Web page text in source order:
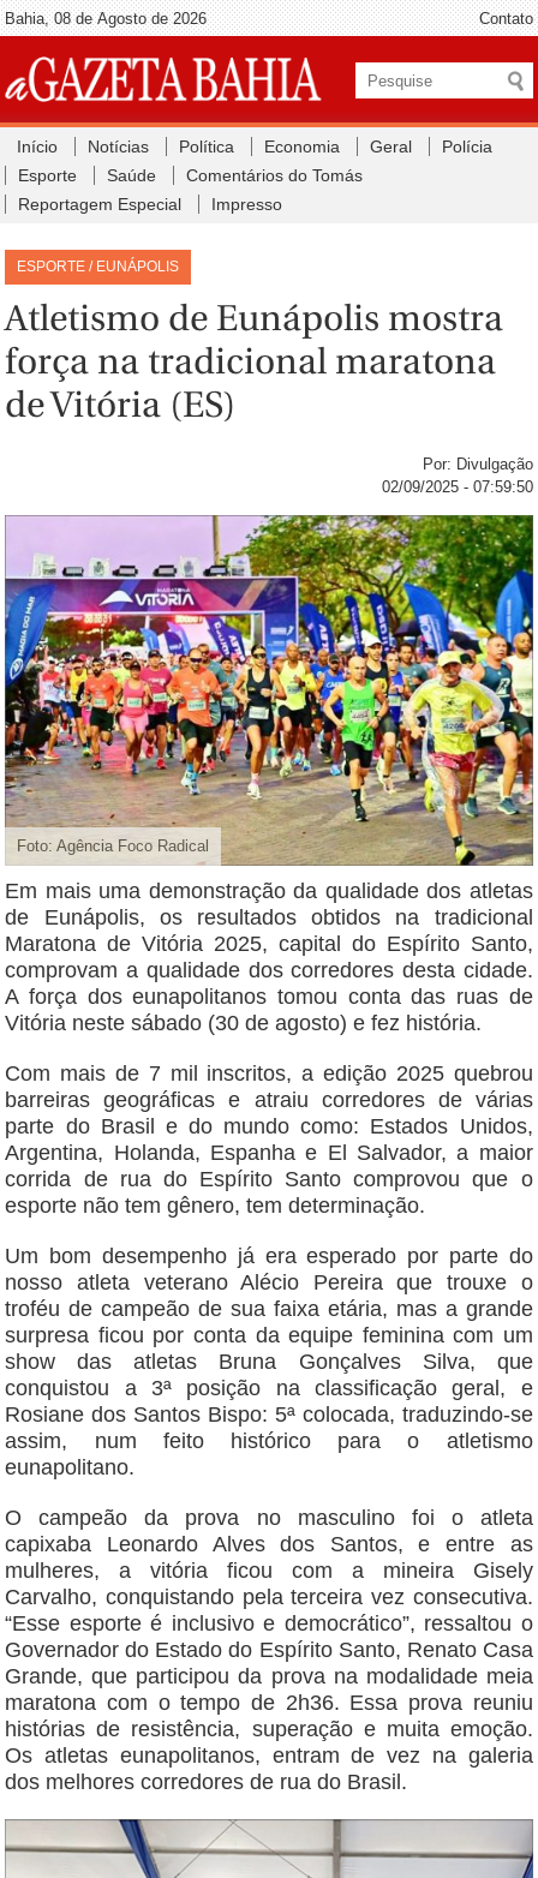
Bahia, 08 de Agosto de 2026 Contato
Início Notícias Política Economia Geral
Polícia
Esporte
Saúde
Comentários do Tomás
Reportagem Especial
Impresso
ESPORTE / EUNÁPOLIS
Atletismo de Eunápolis mostra
força na tradicional maratona
de Vitória (ES)
Por: Divulgação
02/09/2025 - 07:59:50
Foto: Agência Foco Radical
Em mais uma demonstração da qualidade dos atletas
de Eunápolis, os resultados obtidos na tradicional
Maratona de Vitória 2025, capital do Espírito Santo,
comprovam a qualidade dos corredores desta cidade.
A força dos eunapolitanos tomou conta das ruas de
Vitória neste sábado (30 de agosto) e fez história.
Com mais de 7 mil inscritos, a edição 2025 quebrou
barreiras geográficas e atraiu corredores de várias
parte do Brasil e do mundo como: Estados Unidos,
Argentina, Holanda, Espanha e El Salvador, a maior
corrida de rua do Espírito Santo comprovou que o
esporte não tem gênero, tem determinação.
Um bom desempenho já era esperado por parte do
nosso atleta veterano Alécio Pereira que trouxe o
troféu de campeão de sua faixa etária, mas a grande
surpresa ficou por conta da equipe feminina com um
show das atletas Bruna Gonçalves Silva, que
conquistou a 3ª posição na classificação geral, e
Rosiane dos Santos Bispo: 5ª colocada, traduzindo-se
assim, num feito histórico para o atletismo
eunapolitano.
O campeão da prova no masculino foi o atleta
capixaba Leonardo Alves dos Santos, e entre as
mulheres, a vitória ficou com a mineira Gisely
Carvalho, conquistando pela terceira vez consecutiva.
“Esse esporte é inclusivo e democrático”, ressaltou o
Governador do Estado do Espírito Santo, Renato Casa
Grande, que participou da prova na modalidade meia
maratona com o tempo de 2h36. Essa prova reuniu
histórias de resistência, superação e muita emoção.
Os atletas eunapolitanos, entram de vez na galeria
dos melhores corredores de rua do Brasil.